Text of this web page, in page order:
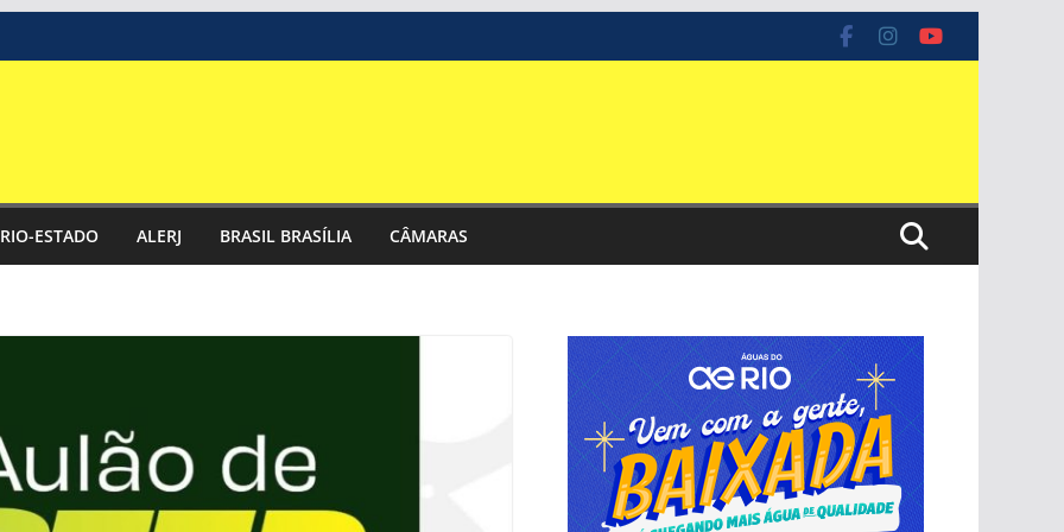
RIO-ESTADO ALERJ BRASIL BRASÍLIA CÂMARAS